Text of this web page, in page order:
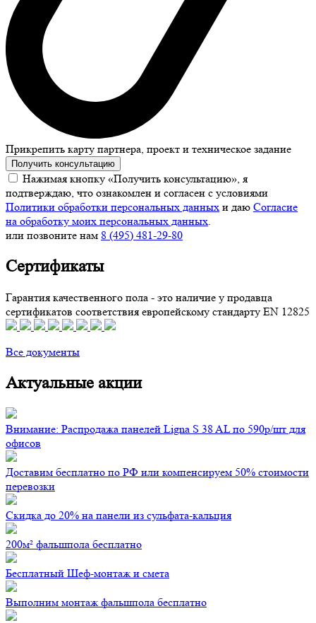
Прикрепить карту партнера, проект и техническое задание
Получить консультацию
Нажимая кнопку «Получить консультацию», я
подтверждаю, что ознакомлен и согласен с условиями
Политики обработки персональных данных и даю Согласие
на обработку моих персональных данных.
или позвоните нам 8 (495) 481-29-80
Сертификаты
Гарантия качественного пола - это наличие у продавца
сертификатов соответствия европейскому стандарту EN 12825
Все документы
Актуальные акции
Внимание: Распродажа панелей Ligna S 38 AL по 590р/шт для
офисов
Доставим бесплатно по РФ или компенсируем 50% стоимости
перевозки
Скидка до 20% на панели из сульфата-кальция
200м² фальшпола бесплатно
Бесплатный Шеф-монтаж и смета
Выполним монтаж фальшпола бесплатно